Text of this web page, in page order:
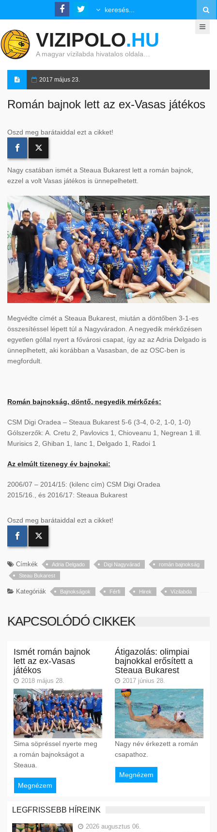
VIZIPOLO.HU
A magyar vízilabda hivatalos oldala…
2017 május 23.
Román bajnok lett az ex-Vasas játékos
Oszd meg barátaiddal ezt a cikket!
Nagy csatában ismét a Steaua Bukarest lett a román bajnok,
ezzel a volt Vasas játékos is ünnepelhetett.
Megvédte címét a Steaua Bukarest, miután a döntőben 3-1-es
összesítéssel lépett túl a Nagyváradon. A negyedik mérkőzésen
egyetlen góllal nyert a fővárosi csapat, így az az Adria Delgado is
ünneplhetett, aki korábban a Vasasban, de az OSC-ben is
megfordult.
Román bajnokság, döntő, negyedik mérkőzés:
CSM Digi Oradea – Steaua Bukarest 5-6 (3-4, 0-2, 1-0, 1-0)
Gólszerzők: A. Cretu 2, Pavlovics 1, Chioveanu 1, Negrean 1 ill.
Murisics 2, Ghiban 1, Ianc 1, Delgado 1, Radoi 1
Az elmúlt tizenegy év bajnokai:
2006/07 – 2014/15: (kilenc cím) CSM Digi Oradea
2015/16., és 2016/17: Steaua Bukarest
Oszd meg barátaiddal ezt a cikket!
Címkék Adria Delgado Digi Nagyvárad
román bajnokság
Steau Bukarest
Kategóriák Bajnokságok Férfi Hirek Vízilabda
KAPCSOLÓDÓ CIKKEK
Ismét román bajnok
lett az ex-Vasas
játékos
2018 május 28.
Sima söpréssel nyerte meg
a román bajnokságot a
Steaua.
Megnézem
Átigazolás: olimpiai
bajnokkal erősített a
Steaua Bukarest
2017 június 28.
Nagy név érkezett a román
csapathoz.
Megnézem
LEGFRISSEBB HÍREINK
2026 augusztus 06.